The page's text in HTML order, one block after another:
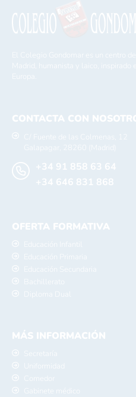
El Colegio Gondomar es un centro
Madrid, humanista y laico,
Europa.
CONTACTA CON
C/ Fuente de las Colmenas, 12
Galapagar, 28260 (Madrid)
+34 91 858 63 64
+34 646 831 868
OFERTA FORMATIVA
Educación Infantil
Educación Primaria
Educación Secundaria
Bachillerato
Diploma Dual
MÁS INFORMACIÓN
Secretaría
Uniformidad
Comedor
Gabinete médico